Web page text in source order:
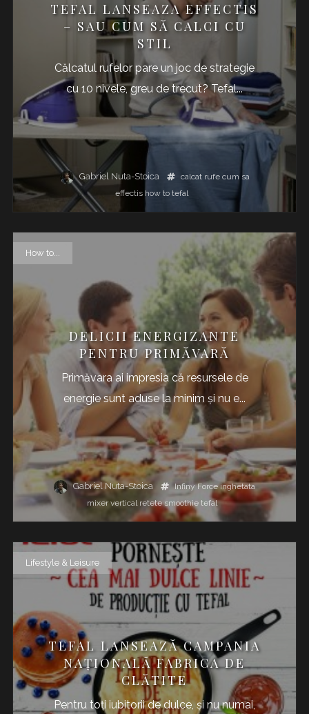
TEFAL LANSEAZA EFFECTIS
– SAU CUM SĂ CALCI CU
STIL
Călcatul rufelor pare un joc de strategie
cu 10 nivele, greu de trecut? Tefal...
Gabriel Nuta-Stoica calcat rufe cum sa
effectis how to tefal
How to...
DELICII ENERGIZANTE
PENTRU PRIMĂVARĂ
Primăvara ai impresia că resursele de
energie sunt aduse la minim şi nu e...
Gabriel Nuta-Stoica Infiny Force inghetata
mixer vertical retete smoothie tefal
Lifestyle & Leisure
TEFAL LANSEAZĂ CAMPANIA
NAŢIONALĂ FABRICA DE
CLĂTITE
Pentru toţi iubitorii de dulce, şi nu numai,